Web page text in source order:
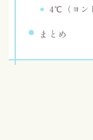
4℃（ヨン
まとめ